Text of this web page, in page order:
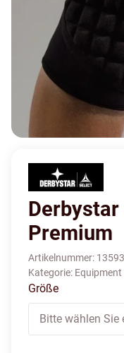
Premium
Artikelnummer:
Kategorie: Equipment
Größe
Bitte wählen Sie